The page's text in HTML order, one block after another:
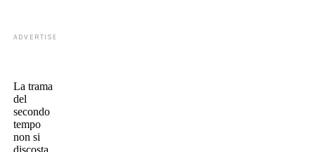
ADVERTISEMENT
La trama
del
secondo
tempo
non si